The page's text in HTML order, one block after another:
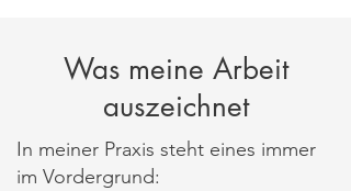
Was meine Arbeit
auszeichnet
In meiner Praxis steht eines immer
im Vordergrund: